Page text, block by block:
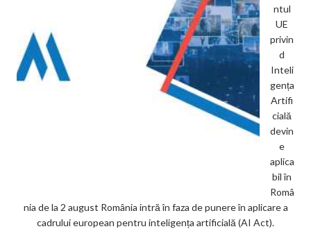
ntul
UE
privin
d
Inteli
gența
Artifi
cială
devin
e
aplica
bil în
Româ
nia de la 2 august România intră în faza de punere în aplicare a
cadrului european pentru inteligența artificială (AI Act).